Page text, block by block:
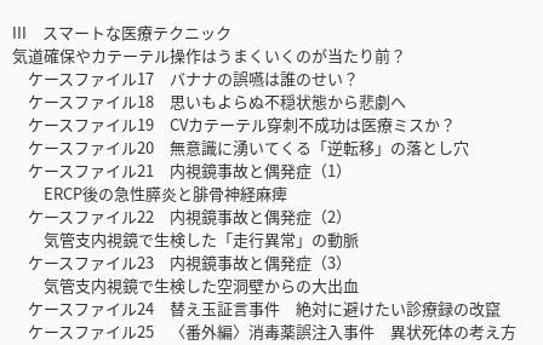
III スマートな医療テクニック
気道確保やカテーテル操作はうまくいくのが当たり前？
ケースファイル17 バナナの誤嚥は誰のせい？
ケースファイル18 思いもよらぬ不穏状態から悲劇へ
ケースファイル19 CVカテーテル穿刺不成功は医療ミスか？
ケースファイル20 無意識に湧いてくる「逆転移」の落とし穴
ケースファイル21 内視鏡事故と偶発症（1）
ERCP後の急性膵炎と腓骨神経麻痺
ケースファイル22 内視鏡事故と偶発症（2）
気管支内視鏡で生検した「走行異常」の動脈
ケースファイル23 内視鏡事故と偶発症（3）
気管支内視鏡で生検した空洞壁からの大出血
ケースファイル24 替え玉証言事件 絶対に避けたい診療録の改竄
ケースファイル25 〈番外編〉消毒薬誤注入事件 異状死体の考え方